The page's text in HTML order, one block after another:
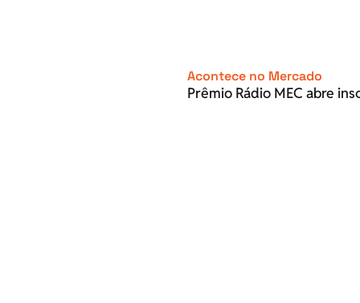
Acontece no Mercado
Prêmio Rádio MEC abre